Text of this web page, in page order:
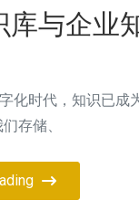
库与企业
化时代，知识已成
存储、